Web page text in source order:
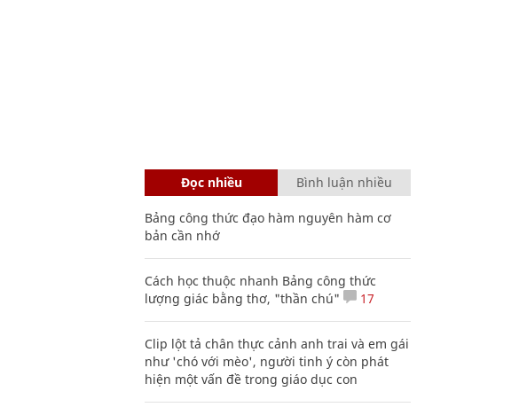
Đọc nhiều Bình luận nhiều
Bảng công thức đạo hàm nguyên hàm cơ
bản cần nhớ
Cách học thuộc nhanh Bảng công thức
lượng giác bằng thơ, "thần chú"
17
Clip lột tả chân thực cảnh anh trai và em gái
như 'chó với mèo', người tinh ý còn phát
hiện một vấn đề trong giáo dục con